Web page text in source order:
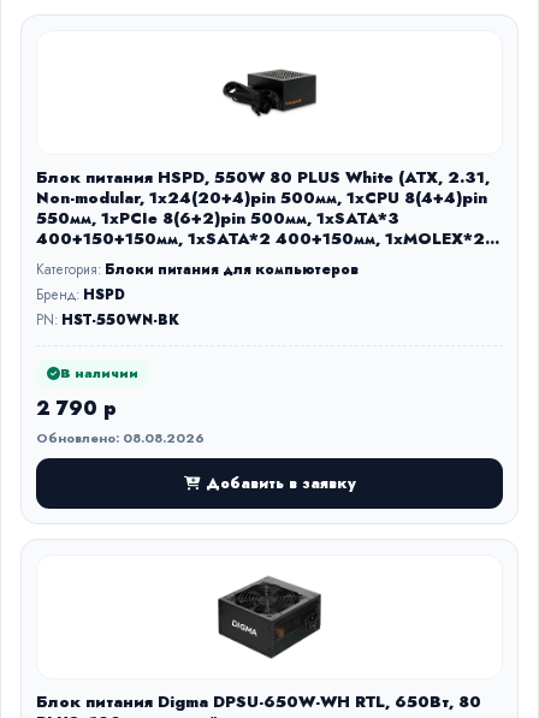
Блок питания HSPD, 550W 80 PLUS White (ATX, 2.31,
Non-modular, 1x24(20+4)pin 500мм, 1xCPU 8(4+4)pin
550мм, 1xPCIe 8(6+2)pin 500мм, 1xSATA*3
400+150+150мм, 1xSATA*2 400+150мм, 1xMOLEX*2
400+150мм, Active, 120x120мм, 150x140x86мм, APFC,
OVP, OPP, SCP, UVP,
Категория: Блоки питания для компьютеров
Бренд: HSPD
PN: HST-550WN-BK
В наличии
2 790 р
Обновлено: 08.08.2026
Добавить в заявку
Блок питания Digma DPSU-650W-WH RTL, 650Вт, 80